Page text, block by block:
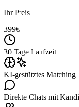
Ihr Preis
399€
30 Tage Laufzeit
KI-gestütztes Matching
Direkte Chats mit